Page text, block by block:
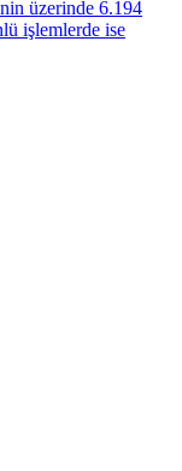
üzerinde 6.194
işlemlerde ise